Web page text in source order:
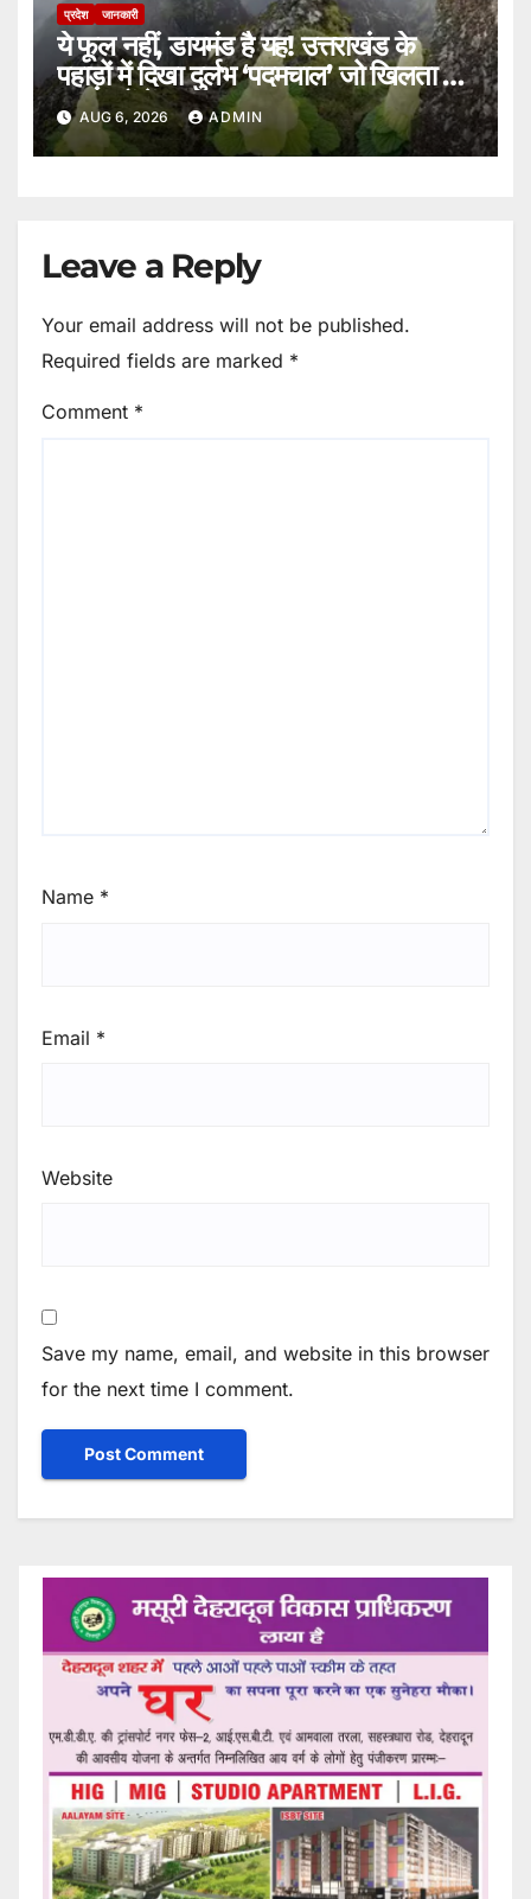
प्रदेश जानकारी
ये फूल नहीं, डायमंड है यह! उत्तराखंड के
पहाड़ों में दिखा दुर्लभ ‘पदमचाल’ जो खिलता है
15 सालों में एक बार।
AUG 6, 2026 ADMIN
Leave a Reply
Your email address will not be published.
Required fields are marked *
Comment *
Name *
Email *
Website
Save my name, email, and website in this browser
for the next time I comment.